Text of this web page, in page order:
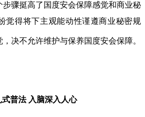
步骤挺高了国度安会保障感觉和商业秘
觉得将下主观能动性谨遵商业秘密规
决不允许维护与保养国度安会保障。
式普法 入脑深入人心